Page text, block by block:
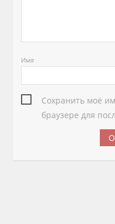
Имя
Сохранить моё
браузере для